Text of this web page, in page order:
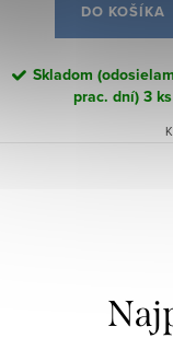
DO KOŠÍKA
Skladom
prac. dní)3 ks